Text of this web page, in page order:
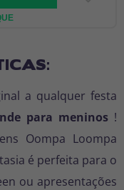
a qualquer festa
para meninos!
Oompa Loompa
é perfeita para o
ou apresentações